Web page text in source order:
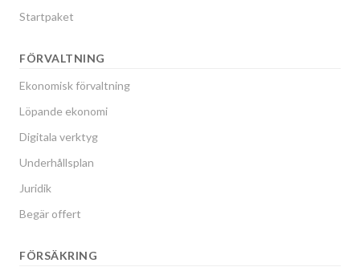
Startpaket
FÖRVALTNING
Ekonomisk förvaltning
Löpande ekonomi
Digitala verktyg
Underhållsplan
Juridik
Begär offert
FÖRSÄKRING